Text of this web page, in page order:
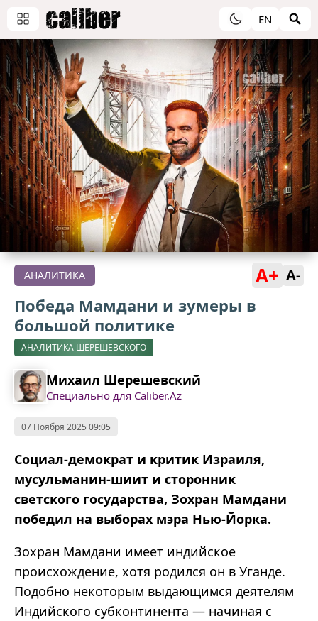
EN
АНАЛИТИКА A+ A-
Победа Мамдани и зумеры в
большой политике
АНАЛИТИКА ШЕРЕШЕВСКОГО
Михаил Шерешевский
Специально для Caliber.Az
07 Ноября 2025 09:05
Социал-демократ и критик Израиля,
мусульманин-шиит и сторонник
светского государства, Зохран Мамдани
победил на выборах мэра Нью-Йорка.
Зохран Мамдани имеет индийское
происхождение, хотя родился он в Уганде.
Подобно некоторым выдающимся деятелям
Индийского субконтинента — начиная с